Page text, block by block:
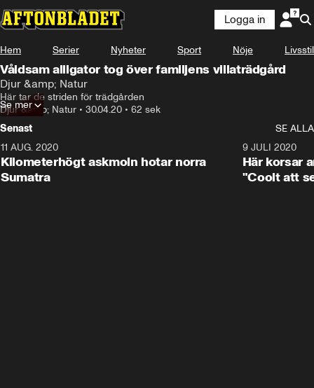
Logga in
Hem Serier Nyheter Sport Nöje Livsstil
Våldsam alligator tog över familjens villaträdgård
Djur &amp; Natur
Här tar de striden för trädgården
Djur &amp; Natur • 30.04.20 • 62 sek
Se mer
Senast
SE ALLA
11 AUG. 2020
Kilometerhögt askmoln hotar norra
Sumatra
9 JULI 2020
Här korsar
"Coolt att